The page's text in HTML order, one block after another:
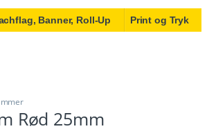
Banner, Roll-Up Print og Tryk
Rød 25mm